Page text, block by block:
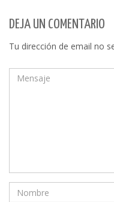
DEJA UN COMENTARIO
Tu dirección de email no